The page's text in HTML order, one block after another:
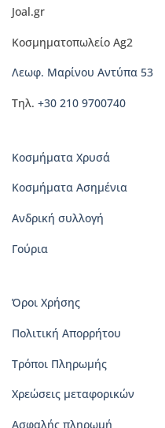
επιλεγούν
σελίδα
προϊόντος
Joal.gr
Κοσμηματοπωλείο Ag2
Λεωφ. Μαρίνου Αντύπα 53
Τηλ. +30 210 9700740
Κοσμήματα Χρυσά
Κοσμήματα Ασημένια
Ανδρική συλλογή
Γούρια
Όροι Χρήσης
Πολιτική Απορρήτου
Τρόποι Πληρωμής
Χρεώσεις μεταφορικών
Ασφαλής πληρωμή